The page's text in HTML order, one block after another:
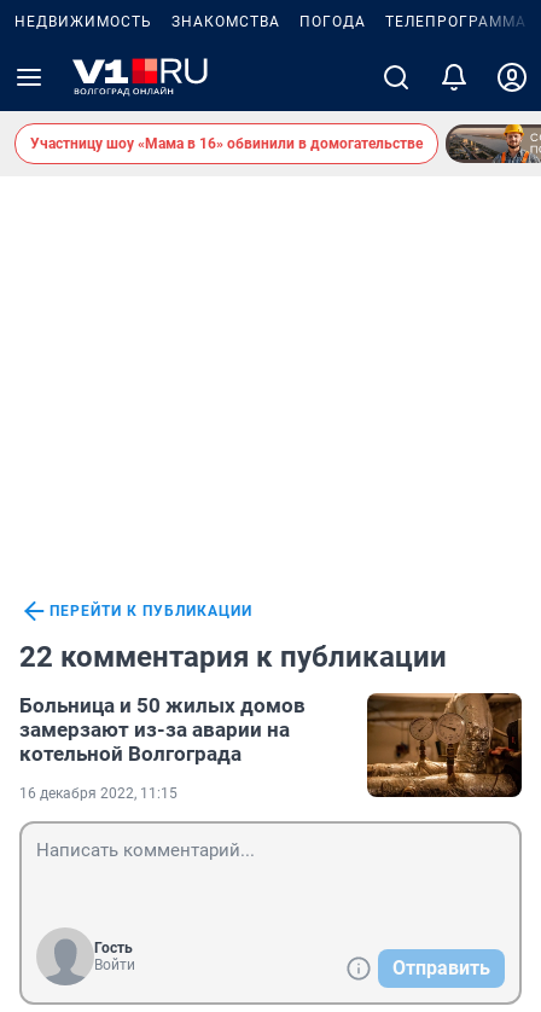
НЕДВИЖИМОСТЬ ЗНАКОМСТВА ПОГОДА ТЕЛЕПРОГРАММА
Участницу шоу «Мама в 16» обвинили в домогательстве
ПЕРЕЙТИ К ПУБЛИКАЦИИ
22 комментария к публикации
Больница и 50 жилых домов
замерзают из-за аварии на
котельной Волгограда
16 декабря 2022, 11:15
Гость
Войти
Отправить